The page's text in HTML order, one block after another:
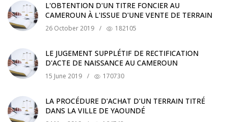
L'OBTENTION D'UN TITRE FONCIER AU
CAMEROUN À L'ISSUE D'UNE VENTE DE TERRAIN
26 October 2019 / 182105
LE JUGEMENT SUPPLÉTIF DE RECTIFICATION
D'ACTE DE NAISSANCE AU CAMEROUN
15 June 2019 / 170730
LA PROCÉDURE D'ACHAT D'UN TERRAIN TITRÉ
DANS LA VILLE DE YAOUNDÉ